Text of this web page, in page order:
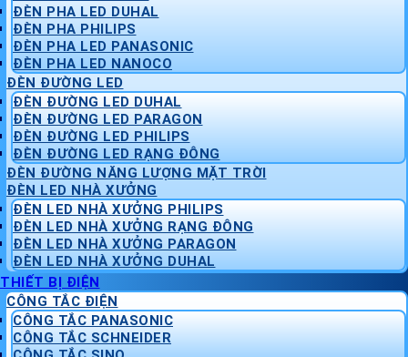
ĐÈN PHA LED DUHAL
ĐÈN PHA PHILIPS
ĐÈN PHA LED PANASONIC
ĐÈN PHA LED NANOCO
ĐÈN ĐƯỜNG LED
ĐÈN ĐƯỜNG LED DUHAL
ĐÈN ĐƯỜNG LED PARAGON
ĐÈN ĐƯỜNG LED PHILIPS
ĐÈN ĐƯỜNG LED RẠNG ĐÔNG
ĐÈN ĐƯỜNG NĂNG LƯỢNG MẶT TRỜI
ĐÈN LED NHÀ XƯỞNG
ĐÈN LED NHÀ XƯỞNG PHILIPS
ĐÈN LED NHÀ XƯỞNG RẠNG ĐÔNG
ĐÈN LED NHÀ XƯỞNG PARAGON
ĐÈN LED NHÀ XƯỞNG DUHAL
THIẾT BỊ ĐIỆN
CÔNG TẮC ĐIỆN
CÔNG TẮC PANASONIC
CÔNG TẮC SCHNEIDER